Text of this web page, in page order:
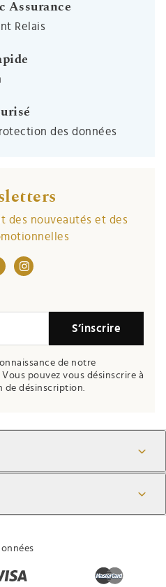
Assurance
Relais
des données
des nouveautés et des
S’inscrire
de notre
Vous pouvez vous désinscrire à
de désinscription.